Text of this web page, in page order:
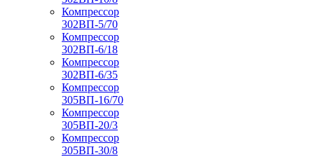
Компрессор
302ВП-5/70
Компрессор
302ВП-6/18
Компрессор
302ВП-6/35
Компрессор
305ВП-16/70
Компрессор
305ВП-20/3
Компрессор
305ВП-30/8